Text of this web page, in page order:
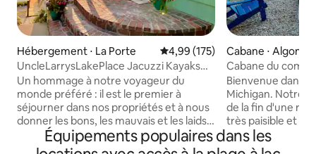
Hébergement ⋅ La Porte Évaluation moyenne sur la
4,99 (175)
UncleLarrysLakePlace Jacuzzi Kayaks
PingPong
Un hommage à notre voyageur du
monde préféré : il est le premier à
séjourner dans nos propriétés et à nous
donner les bons, les mauvais et les laids
commentaires afin que nous puissions
affiner l'expérience ultime pour VOUS.
Cabane ⋅ Algoma
Cabane du comté
Michigan | Pas de
Bienvenue dans
Michigan. Notre
de la fin d'une
très paisible et calme. Au
route se trouve
comté. Le chalet peut accueillir jusqu'à
Équipements populaires dans les